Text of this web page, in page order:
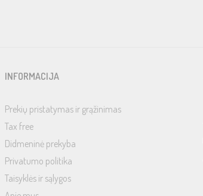
INFORMACIJA
Prekių pristatymas ir grąžinimas
Tax free
Didmeninė prekyba
Privatumo politika
Taisyklės ir sąlygos